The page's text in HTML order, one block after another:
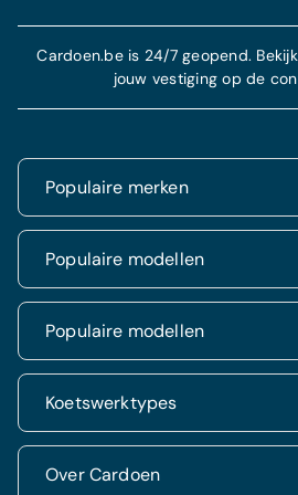
Populaire merken
Renault
Dacia
Volkswagen
Hyundai
Kia
Mercedes
Opel
Populaire modellen
Renault Clio
Fiat 500
Hyundai Tucson
Kia Rio
Nissan Qashqai
Populaire modellen
Hyundai i20
Jeep Renegade
Volkswagen Golf VII
Koetswerktypes
SUV & 4x4
Cardoen.be is 24/7 geopend.
jouw vestiging op de
Over Cardoen